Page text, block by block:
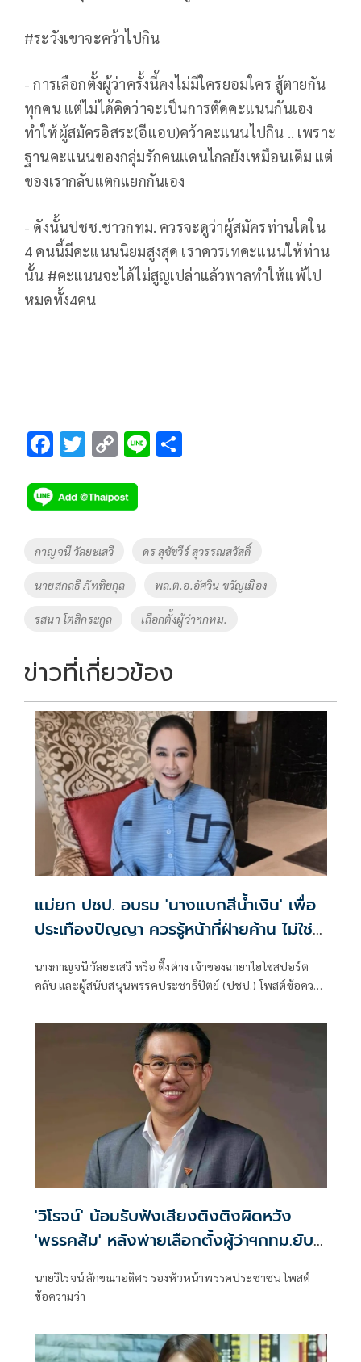
#ระวังเขาจะคว้าไปกิน
- การเลือกตั้งผู้ว่าครั้งนี้คงไม่มีใครยอมใคร สู้ตายกัน
ทุกคน แต่ไม่ได้คิดว่าจะเป็นการตัดคะแนนกันเอง
ทำให้ผู้สมัครอิสระ(อีแอบ)คว้าคะแนนไปกิน .. เพราะ
ฐานคะแนนของกลุ่มรักคนแดนไกลยังเหมือนเดิม แต่
ของเรากลับแตกแยกกันเอง
- ดังนั้นปชช.ชาวกทม. ควรจะดูว่าผู้สมัครท่านใดใน
4 คนนี้มีคะแนนนิยมสูงสุด เราควรเทคะแนนให้ท่าน
นั้น #คะแนนจะได้ไม่สูญเปล่าแล้วพาลทำให้แพ้ไป
หมดทั้ง4คน
F
e
b
o
o
k
T
tt
er
C
p
y
k
Li
Tags
กาญจนี วัลยะเสวี ดร สุชัชวีร์ สุวรรณสวัสดิ์
นายสกลธี ภัททิยกุล พล.ต.อ.อัศวิน ขวัญเมือง
รสนา โตสิกระกูล เลือกตั้งผู้ว่าฯกทม.
ข่าวที่เกี่ยวข้อง
แม่ยก ปชป. อบรม 'นางแบกสีน้ำเงิน' เพื่อ
ประเทืองปัญญา ควรรู้หน้าที่ฝ่ายค้าน ไม่ใช่
สักแต่จะปกป้องรัฐบาล
นางกาญจนี วัลยะเสวี หรือ ติ๊งต่าง เจ้าของฉายาไฮโซสปอร์ต
คลับ และผู้สนับสนุนพรรคประชาธิปัตย์ (ปชป.) โพสต์ข้อความ
ฝ่ายค้านลาออกเพื่อแสดงความรับผิดชอบ หลังศาลรัฐธรรมนูญ
วินิจฉัย พรก.กู้เงิน 4 แสนล้าน ไม่ขัดรัฐธรรมนูญ
'วิโรจน์' น้อมรับฟังเสียงติงติงผิดหวัง
'พรรคส้ม' หลังพ่ายเลือกตั้งผู้ว่าฯกทม.ยับ
นายวิโรจน์ ลักขณาอดิศร รองหัวหน้าพรรคประชาชน โพสต์
ข้อความว่า